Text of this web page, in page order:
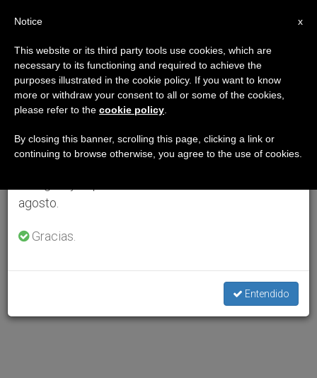
×
Aviso importante
Del 27 de julio al 7 de agosto haremos la pausa
anual, aprovechando que en el periodo de verano
se generan menos informaciones y también el
agosto.
Gracias.
Entendido
x
Notice
This website or its third party tools use cookies, which are
necessary to its functioning and required to achieve the
purposes illustrated in the cookie policy. If you want to know
more or withdraw your consent to all or some of the cookies,
please refer to the cookie policy
By closing this banner, scrolling this page, clicking a link or
continuing to browse otherwise, you agree to the use of cookies.